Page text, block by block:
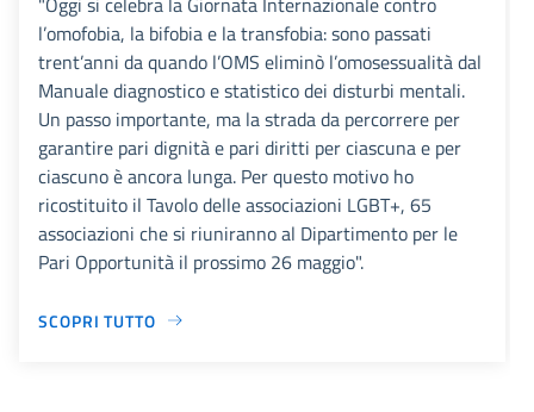
l’omofobia, la bifobia e la transfobia: sono passati
trent’anni da quando l’OMS eliminò l’omosessualità dal
Manuale diagnostico e statistico dei disturbi mentali.
Un passo importante, ma la strada da percorrere per
garantire pari dignità e pari diritti per ciascuna e per
ciascuno è ancora lunga. Per questo motivo ho
ricostituito il Tavolo delle associazioni LGBT+, 65
associazioni che si riuniranno al Dipartimento per le
Pari Opportunità il prossimo 26 maggio".
SCOPRI TUTTO